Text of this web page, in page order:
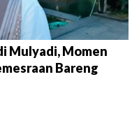
Mulyadi, Momen
Bareng